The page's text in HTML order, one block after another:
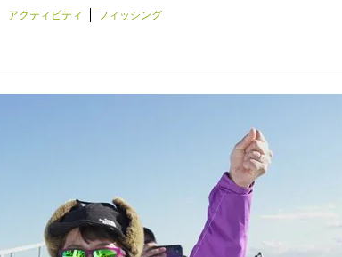
アクティビティ フィッシング